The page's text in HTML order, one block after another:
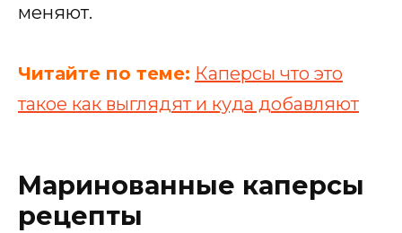
меняют.
Читайте по теме: Каперсы что это
такое как выглядят и куда добавляют
Маринованные каперсы
рецепты